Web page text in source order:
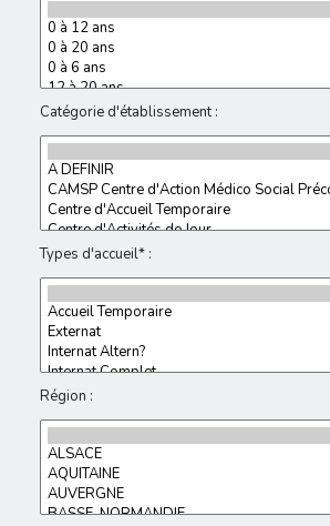
Catégorie d'établissement :
Types d'accueil* :
Région :